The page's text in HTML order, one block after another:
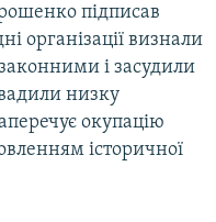
підписав
організації визнали
і засудили
низку
окупацію
історичної